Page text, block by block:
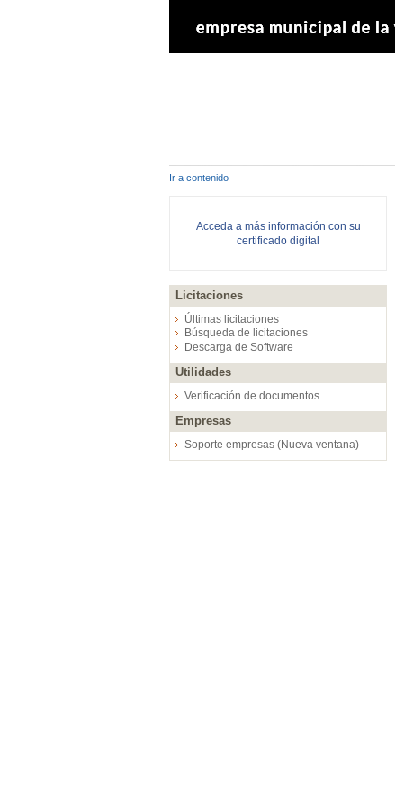
Ir a contenido
Acceda a más información con su
certificado digital
Licitaciones
Últimas licitaciones
Búsqueda de licitaciones
Descarga de Software
Utilidades
Verificación de documentos
Empresas
Soporte empresas (Nueva ventana)